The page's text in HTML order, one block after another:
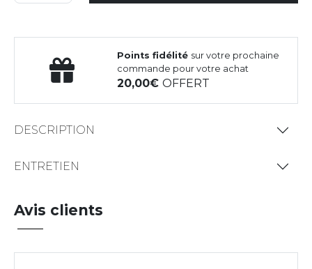
Points fidélité sur votre prochaine
commande pour votre achat
20,00OFFERT
DESCRIPTION
ENTRETIEN
Avis clients